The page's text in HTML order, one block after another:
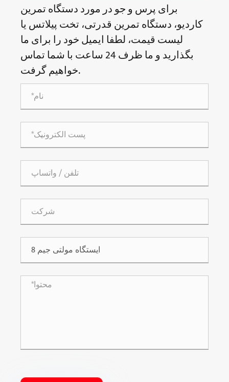
برای پرس و جو در مورد دستگاه تمرین
کاردیو، دستگاه تمرین قدرتی، تخت پیلاتس یا
لیست قیمت، لطفا ایمیل خود را برای ما
بگذارید و ما ظرف 24 ساعت با شما تماس
خواهیم گرفت.